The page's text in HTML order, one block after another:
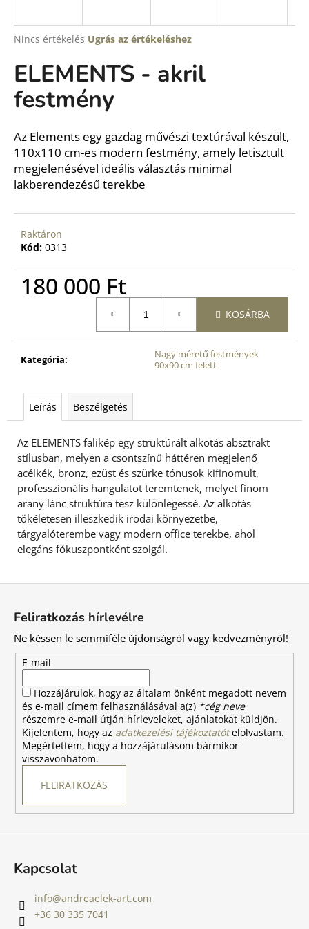
A
átlagos
értékelése
5-
ből
csillag.
Nincs értékelés Ugrás az értékeléshez
ELEMENTS - akril
festmény
Az Elements egy gazdag művészi textúrával készült,
110x110 cm-es modern festmény, amely letisztult
megjelenésével ideális választás minimal
lakberendezésű terekbe
Raktáron
Kód: 0313
180 000 Ft
KOSÁRBA
Kategória:
Nagy méretű festmények
90x90 cm felett
Leírás Beszélgetés
Az ELEMENTS falikép egy struktúrált alkotás absztrakt
stílusban, melyen a csontszínű háttéren megjelenő
acélkék, bronz, ezüst és szürke tónusok kifinomult,
professzionális hangulatot teremtenek, melyet finom
arany lánc struktúra tesz különlegessé. Az alkotás
tökéletesen illeszkedik irodai környezetbe,
tárgyalóterembe vagy modern office terekbe, ahol
elegáns fókuszpontként szolgál.
Feliratkozás hírlevélre
Ne késsen le semmiféle újdonságról vagy kedvezményről!
E-mail
Hozzájárulok, hogy az általam önként megadott nevem
és e-mail címem felhasználásával a(z) *cég neve
részemre e-mail útján hírleveleket, ajánlatokat küldjön.
Kijelentem, hogy az adatkezelési tájékoztatót elolvastam.
Megértettem, hogy a hozzájárulásom bármikor
visszavonhatom.
FELIRATKOZÁS
Kapcsolat
info@andreaelek-art.com
+36 30 335 7041